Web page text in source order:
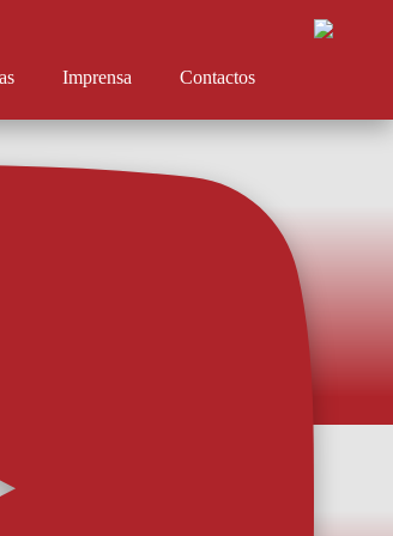
Imprensa Contactos
Sporting B
ainda podem ser adquiridos e/ou renovados. Os
Portugal Meu Super - contra o Sporting CP B -
de hoje. Os ingressos custam 8 e 15 euros, de